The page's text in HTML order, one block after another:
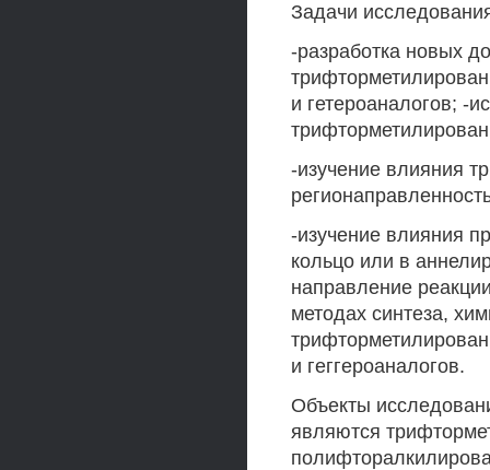
Задачи
-разработка новых
и гетероаналогов; -
-изучение влияния
-изучение влияния
кольцо или в
направление
методах синтеза,
и геггероаналогов.
Объекты
являются